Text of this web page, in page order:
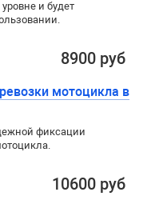
и будет
8900 руб
мотоцикла в
фиксации
10600 руб